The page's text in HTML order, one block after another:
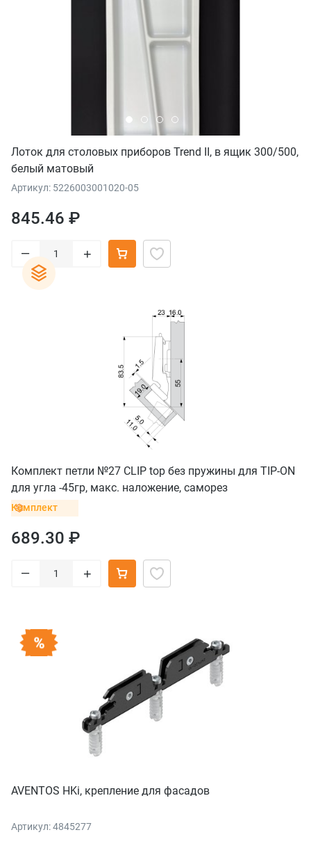
Лоток для столовых приборов Trend II, в ящик 300/500,
белый матовый
Артикул: 5226003001020-05
845.46 ₽
– +
Комплект петли №27 CLIP top без пружины для TIP-ON
для угла -45гр, макс. наложение, саморез
Комплект
689.30 ₽
– +
AVENTOS HKi, крепление для фасадов
Артикул: 4845277